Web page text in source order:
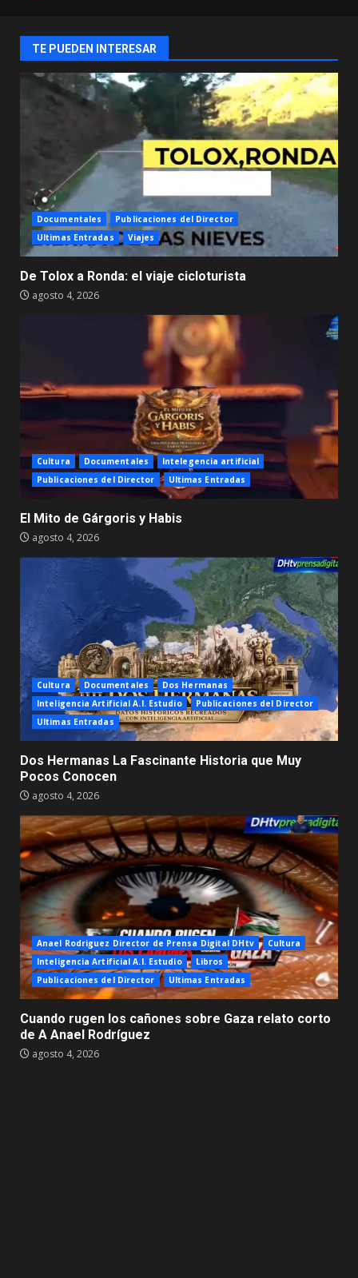
TE PUEDEN INTERESAR
Documentales
Publicaciones del Director
Ultimas Entradas
Viajes
De Tolox a Ronda: el viaje cicloturista
agosto 4, 2026
Cultura Documentales
Intelegencia artificial
Publicaciones del Director
Ultimas Entradas
El Mito de Gárgoris y Habis
agosto 4, 2026
Cultura Documentales
Dos Hermanas
Inteligencia Artificial A.I. Estudio
Publicaciones del Director
Ultimas Entradas
Dos Hermanas La Fascinante Historia que Muy
Pocos Conocen
agosto 4, 2026
Anael Rodriguez Director de Prensa Digital DHtv
Cultura
Inteligencia Artificial A.I. Estudio
Libros
Publicaciones del Director
Ultimas Entradas
Cuando rugen los cañones sobre Gaza relato corto
de A Anael Rodríguez
agosto 4, 2026